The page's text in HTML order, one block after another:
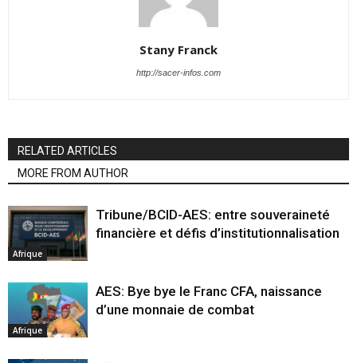
Stany Franck
http://sacer-infos.com
RELATED ARTICLES
MORE FROM AUTHOR
Afrique
Tribune/BCID-AES: entre souveraineté
financière et défis d’institutionnalisation
Afrique
AES: Bye bye le Franc CFA, naissance
d’une monnaie de combat